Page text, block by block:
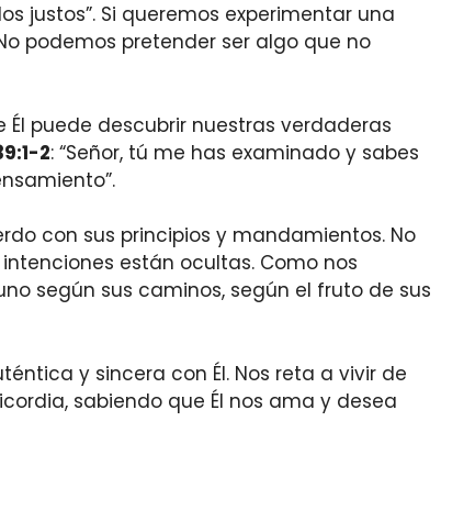
justos”. Si queremos experimentar una
podemos pretender ser algo que no
puede descubrir nuestras verdaderas
2: “Señor, tú me has examinado y sabes
con sus principios y mandamientos. No
están ocultas. Como nos
según sus caminos, según el fruto de sus
y sincera con Él. Nos reta a vivir de
sabiendo que Él nos ama y desea